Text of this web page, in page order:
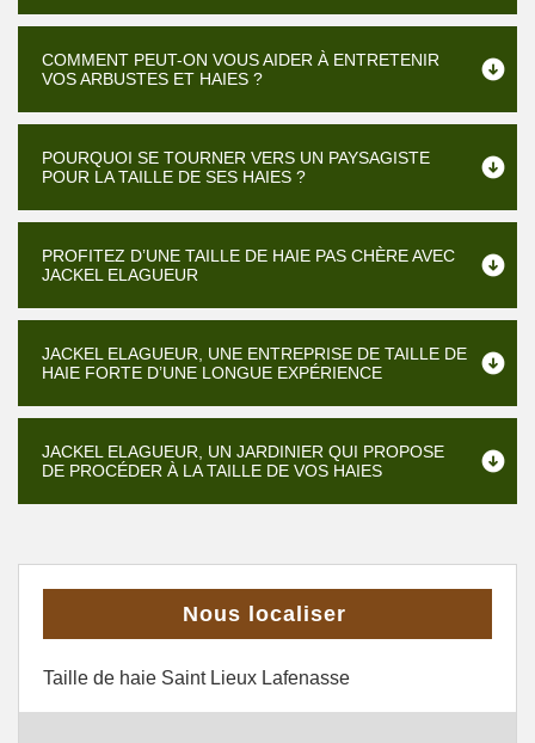
COMMENT PEUT-ON VOUS AIDER À ENTRETENIR
VOS ARBUSTES ET HAIES ?
POURQUOI SE TOURNER VERS UN PAYSAGISTE
POUR LA TAILLE DE SES HAIES ?
PROFITEZ D’UNE TAILLE DE HAIE PAS CHÈRE AVEC
JACKEL ELAGUEUR
JACKEL ELAGUEUR, UNE ENTREPRISE DE TAILLE DE
HAIE FORTE D’UNE LONGUE EXPÉRIENCE
JACKEL ELAGUEUR, UN JARDINIER QUI PROPOSE
DE PROCÉDER À LA TAILLE DE VOS HAIES
Nous localiser
Taille de haie Saint Lieux Lafenasse